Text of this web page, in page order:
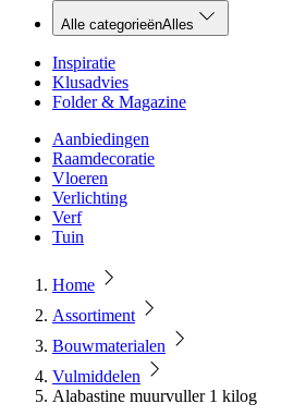
Alle categorieënAlles
Inspiratie
Klusadvies
Folder & Magazine
Aanbiedingen
Raamdecoratie
Vloeren
Verlichting
Verf
Tuin
Home
Assortiment
Bouwmaterialen
Vulmiddelen
Alabastine muurvuller 1 kilog